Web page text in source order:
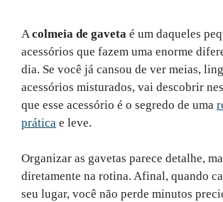
Acolmeia de gaveta é um daqueles
acessórios que fazem uma enorme
dia. Se você já cansou de ver meias,
acessórios misturados, vai descobrir
que esse acessório é o segredo de uma
prática e leve.
Organizar as gavetas parece detalhe,
diretamente na rotina. Afinal, quando
seu lugar, você não perde minutos